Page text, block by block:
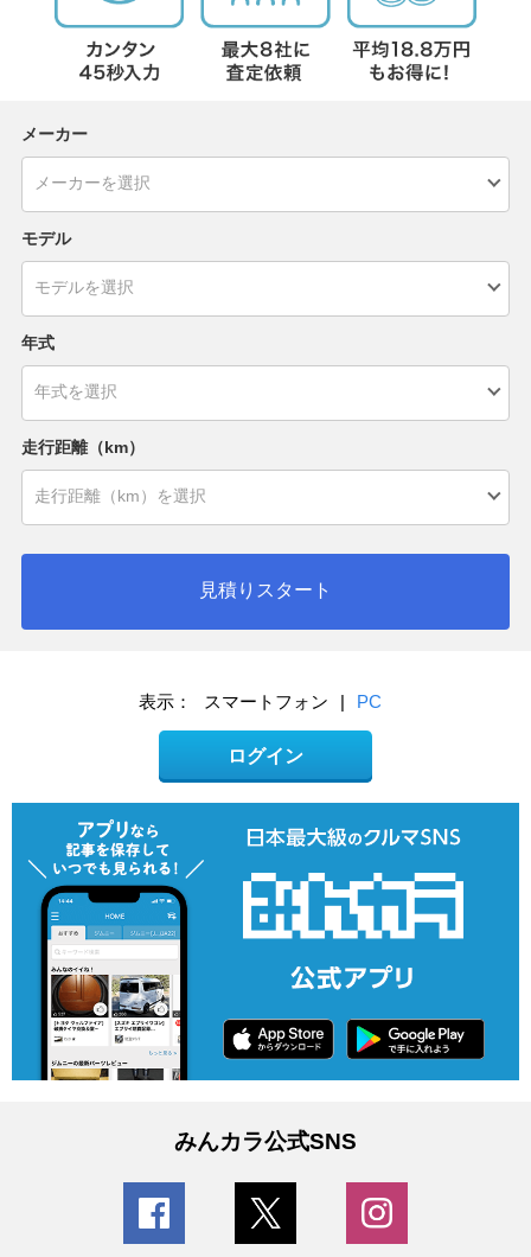
メーカー
モデル
年式
走行距離（km）
見積りスタート
表示： スマートフォン | PC
ログイン
みんカラ公式SNS